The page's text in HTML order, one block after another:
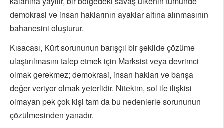
demokrasi ve insan haklarının ayaklar altına alınmasının
bahanesini oluşturur.
Kısacası, Kürt sorununun barışçıl bir şekilde çözüme
ulaştırılmasını talep etmek için Marksist veya devrimci
olmak gerekmez; demokrasi, insan hakları ve barışa
değer veriyor olmak yeterlidir. Nitekim, sol ile ilişkisi
olmayan pek çok kişi tam da bu nedenlerle sorununun
çözülmesinden yanadır.